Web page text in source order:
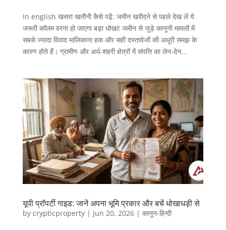
In english खसरा खतौनी कैसे पढ़ें: जमीन खरीदने से पहले देख लें ये
जरूरी कॉलम वरना हो जाएगा बड़ा धोखा! जमीन से जुड़े कानूनी मामलों में
सबसे ज्यादा विवाद मालिकाना हक और सही दस्तावेजों की अधूरी समझ के
कारण होते हैं। ग्रामीण और अर्ध-शहरी क्षेत्रों में संपत्ति का लेन-देन...
यूपी प्रॉपर्टी गाइड: जानें अपना भूमि प्रकार और बचें धोखाधड़ी से
by crypticproperty| Jun 20, 2026| कानून-हिन्दी